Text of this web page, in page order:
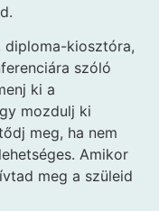
diploma-kiosztóra,
szóló
ki a
mozdulj ki
meg, ha nem
Amikor
meg a szüleid